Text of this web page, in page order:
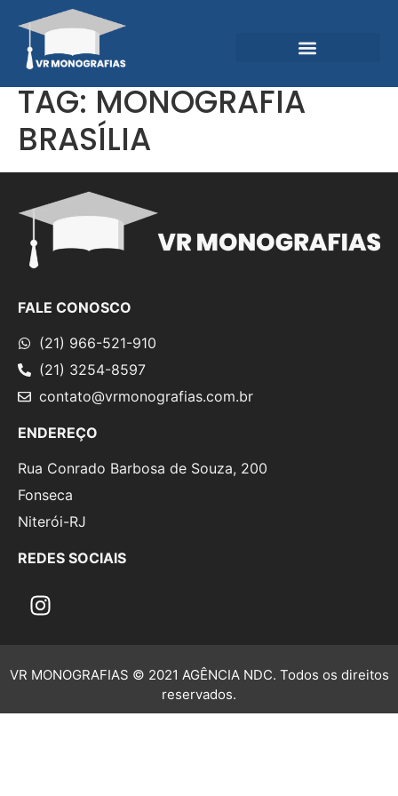
TAG:MONOGRAFIA
BRASÍLIA
FALE CONOSCO
(21) 966-521-910
(21) 3254-8597
contato@vrmonografias.com.br
ENDEREÇO
Rua Conrado Barbosa de Souza, 200
Fonseca
Niterói-RJ
REDES SOCIAIS
VR MONOGRAFIAS © 2021 AGÊNCIA NDC. Todos os direitos
reservados.